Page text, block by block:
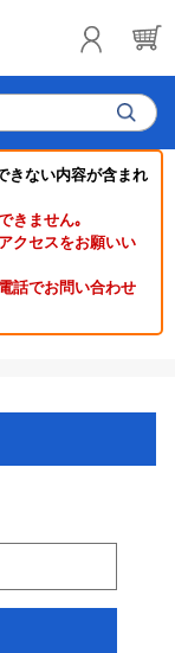
きない内容が含まれ
きません｡
クセスをお願いい
話でお問い合わせ